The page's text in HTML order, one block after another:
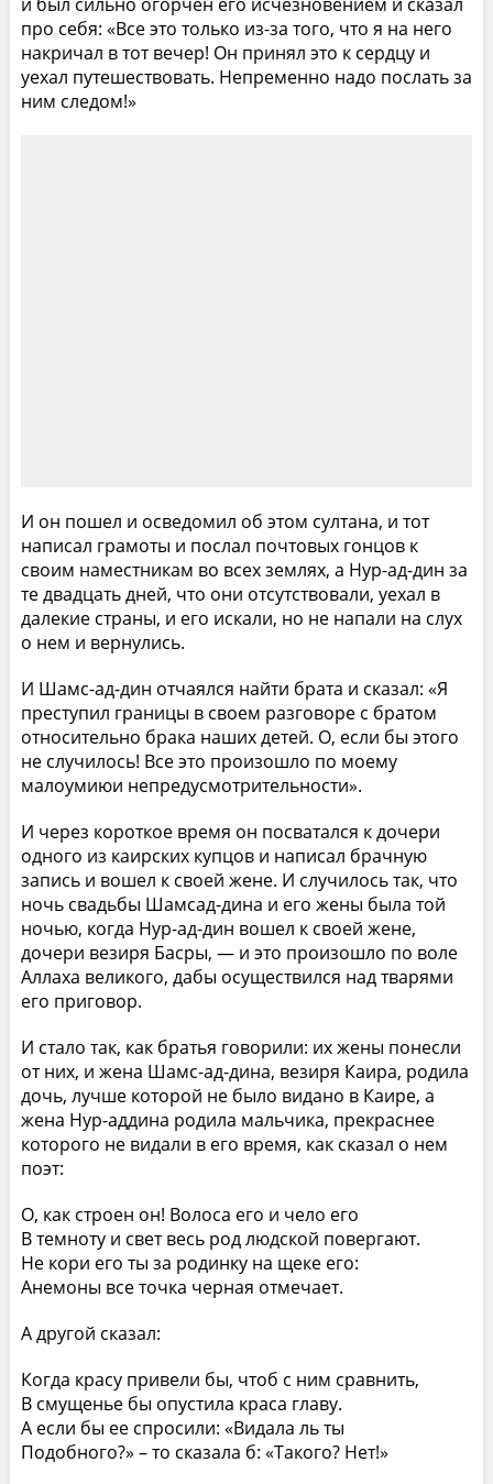
про себя: «Все это только из-за того, что я на него
накричал в тот вечер! Он принял это к сердцу и
уехал путешествовать. Непременно надо послать за
ним следом!»
И он пошел и осведомил об этом султана, и тот
написал грамоты и послал почтовых гонцов к
своим наместникам во всех землях, а Нур-ад-дин за
те двадцать дней, что они отсутствовали, уехал в
далекие страны, и его искали, но не напали на слух
о нем и вернулись.
И Шамс-ад-дин отчаялся найти брата и сказал: «Я
преступил границы в своем разговоре с братом
относительно брака наших детей. О, если бы этого
не случилось! Все это произошло по моему
малоумиюи непредусмотрительности».
И через короткое время он посватался к дочери
одного из каирских купцов и написал брачную
запись и вошел к своей жене. И случилось так, что
ночь свадьбы Шамсад-дина и его жены была той
ночью, когда Нур-ад-дин вошел к своей жене,
дочери везиря Басры, — и это произошло по воле
Аллаха великого, дабы осуществился над тварями
его приговор.
И стало так, как братья говорили: их жены понесли
от них, и жена Шамс-ад-дина, везиря Каира, родила
дочь, лучше которой не было видано в Каире, а
жена Нур-аддина родила мальчика, прекраснее
которого не видали в его время, как сказал о нем
поэт:
О, как строен он! Волоса его и чело его
В темноту и свет весь род людской повергают.
Не кори его ты за родинку на щеке его:
Анемоны все точка черная отмечает.
А другой сказал:
Когда красу привели бы, чтоб с ним сравнить,
В смущенье бы опустила краса главу.
А если бы ее спросили: «Видала ль ты
Подобного?» – то сказала б: «Такого? Нет!»